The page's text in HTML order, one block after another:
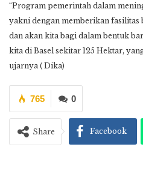
“Program pemerintah dalam
yakni dengan memberikan
dan akan kita bagi dalam bentuk
kita di Basel sekitar 125 Hektar,
ujarnya ( Dika)
0
765
Share Facebook